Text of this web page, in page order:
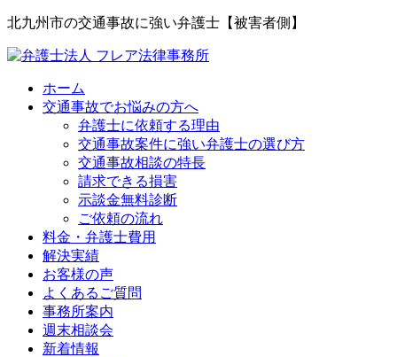
北九州市の交通事故に強い弁護士【被害者側】
ホーム
交通事故でお悩みの方へ
弁護士に依頼する理由
交通事故案件に強い弁護士の選び方
交通事故相談の特長
請求できる損害
示談金無料診断
ご依頼の流れ
料金・弁護士費用
解決実績
お客様の声
よくあるご質問
事務所案内
週末相談会
新着情報